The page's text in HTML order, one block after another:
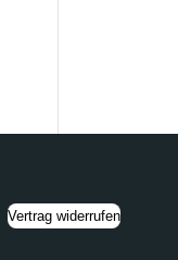
Vertrag widerrufen